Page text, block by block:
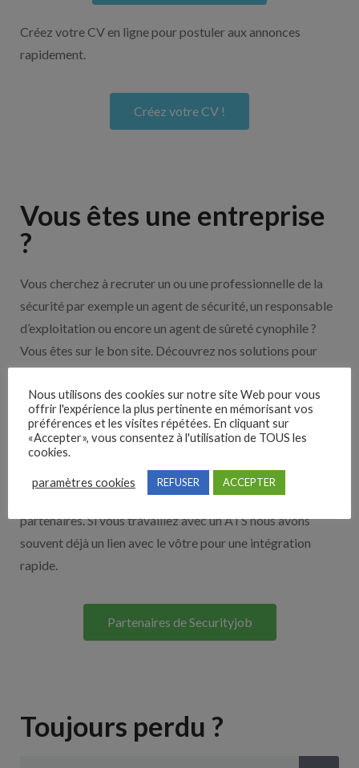
Créez votre CV en ligne pour postuler aux annonces
rapidement.
Créez votre CV !
Vous êtes une entreprise
?
Vous cherchez à recruter un ou une professionnelle de la
sécurité par exemple un agent de sécurité, un responsable
d’exploitation ou encore un agent de sûreté cynophile ?
Vous êtes sur le bon site. Découvrez nos solutions pour
Nos solutions entreprises
Découvrez nos partenaires ! Moteurs de recherches,
multidiffuseurs, sites payant… nombreux sont nos
partenaires. Si vous travaillez avec un ATS nous avons
souvent déjà un lien avec le vôtre pour une intégration
rapide.
Partenaires de Securityjob
Toujours perdu ?
Nous utilisons des cookies sur notre site Web pour vous
offrir l'expérience la plus pertinente en mémorisant vos
préférences et les visites répétées. En cliquant sur
«Accepter», vous consentez à l'utilisation de TOUS les
cookies.
paramètres cookies REFUSER ACCEPTER